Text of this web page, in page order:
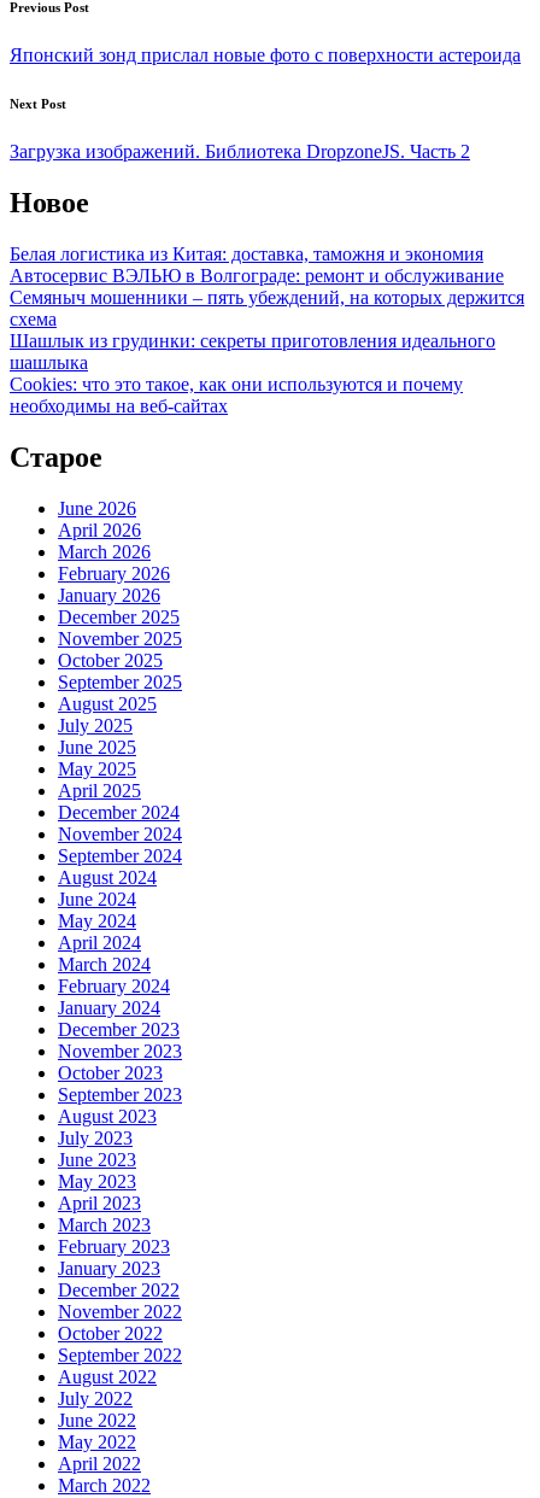
Post
navigation
Previous Post
Японский зонд прислал новые фото с поверхности астероида
Next Post
Загрузка изображений. Библиотека DropzoneJS. Часть 2
Новое
Белая логистика из Китая: доставка, таможня и экономия
Автосервис ВЭЛЬЮ в Волгограде: ремонт и обслуживание
Семяныч мошенники – пять убеждений, на которых держится
схема
Шашлык из грудинки: секреты приготовления идеального
шашлыка
Cookies: что это такое, как они используются и почему
необходимы на веб-сайтах
Старое
June 2026
April 2026
March 2026
February 2026
January 2026
December 2025
November 2025
October 2025
September 2025
August 2025
July 2025
June 2025
May 2025
April 2025
December 2024
November 2024
September 2024
August 2024
June 2024
May 2024
April 2024
March 2024
February 2024
January 2024
December 2023
November 2023
October 2023
September 2023
August 2023
July 2023
June 2023
May 2023
April 2023
March 2023
February 2023
January 2023
December 2022
November 2022
October 2022
September 2022
August 2022
July 2022
June 2022
May 2022
April 2022
March 2022